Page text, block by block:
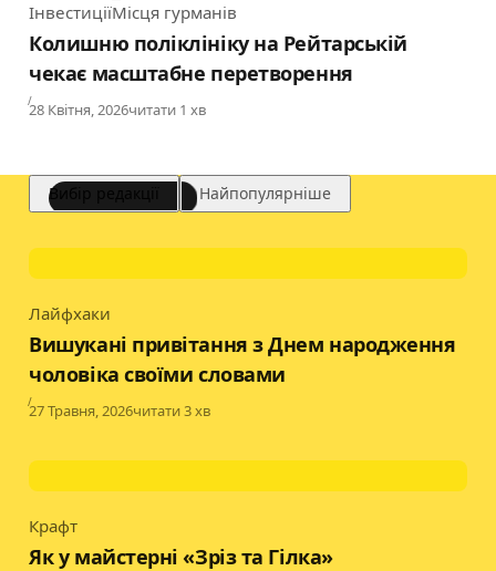
Category
ІнвестиціїМісця гурманів
Колишню поліклініку на Рейтарській
чекає масштабне перетворення
Published
28 Квітня, 2026читати 1 хв
Вибір редакції Найпопулярніше
Category
Лайфхаки
Вишукані привітання з Днем народження
чоловіка своїми словами
Published
27 Травня, 2026читати 3 хв
Category
Крафт
Як у майстерні «Зріз та Гілка»